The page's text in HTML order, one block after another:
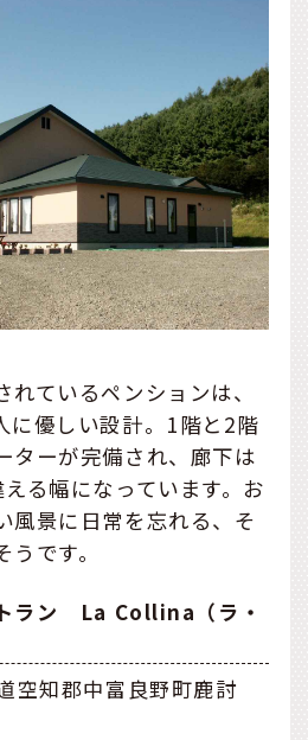
れているペンションは、
に優しい設計。1階と2階
ターが完備され、廊下は
る幅になっています。お
風景に日常を忘れる、そ
です。
ラン La Collina（ラ・
空知郡中富良野町鹿討